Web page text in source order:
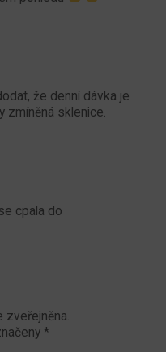
že denní dávka je
zmíněná sklenice.
cpala do
zveřejněna.
*